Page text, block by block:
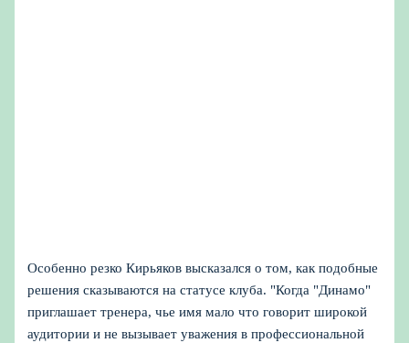
Особенно резко Кирьяков высказался о том, как подобные
решения сказываются на статусе клуба. "Когда "Динамо"
приглашает тренера, чье имя мало что говорит широкой
аудитории и не вызывает уважения в профессиональной